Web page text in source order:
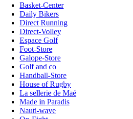
Basket-Center
Daily Bikers
Direct Running
Direct-Volley
Espace Golf
Foot-Store
Galope-Store
Golf and co
Handball-Store
House of Rugby
La sellerie de Maé
Made in Paradis
Nauti-wave